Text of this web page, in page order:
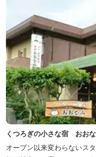
くつろぎの小さな宿 おお
オープン以来変わらないス